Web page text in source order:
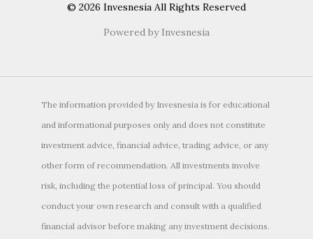
© 2026 Invesnesia All Rights Reserved
Powered by Invesnesia
The information provided by Invesnesia is for educational
and informational purposes only and does not constitute
investment advice, financial advice, trading advice, or any
other form of recommendation. All investments involve
risk, including the potential loss of principal. You should
conduct your own research and consult with a qualified
financial advisor before making any investment decisions.